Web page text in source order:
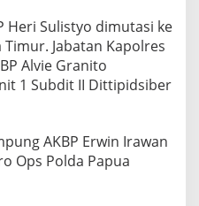
Heri Sulistyo dimutasi ke
Jabatan Kapolres
Alvie Granito
1 Subdit II Dittipidsiber
AKBP Erwin Irawan
Ops Polda Papua